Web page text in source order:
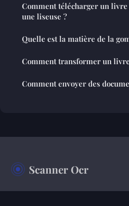
Comment télécharger un
une liseuse ?
Quelle est la matière de la
Comment transformer un
Comment envoyer des
Scanner Ocr